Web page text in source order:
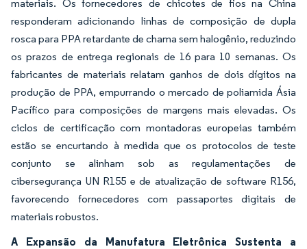
materiais. Os fornecedores de chicotes de fios na China
responderam adicionando linhas de composição de dupla
rosca para PPA retardante de chama sem halogênio, reduzindo
os prazos de entrega regionais de 16 para 10 semanas. Os
fabricantes de materiais relatam ganhos de dois dígitos na
produção de PPA, empurrando o mercado de poliamida Ásia
Pacífico para composições de margens mais elevadas. Os
ciclos de certificação com montadoras europeias também
estão se encurtando à medida que os protocolos de teste
conjunto se alinham sob as regulamentações de
cibersegurança UN R155 e de atualização de software R156,
favorecendo fornecedores com passaportes digitais de
materiais robustos.
A Expansão da Manufatura Eletrônica Sustenta a